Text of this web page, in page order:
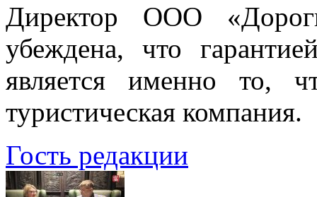
Директор ООО
убеждена, что
является именно то,
туристическая компания.
Гость редакции